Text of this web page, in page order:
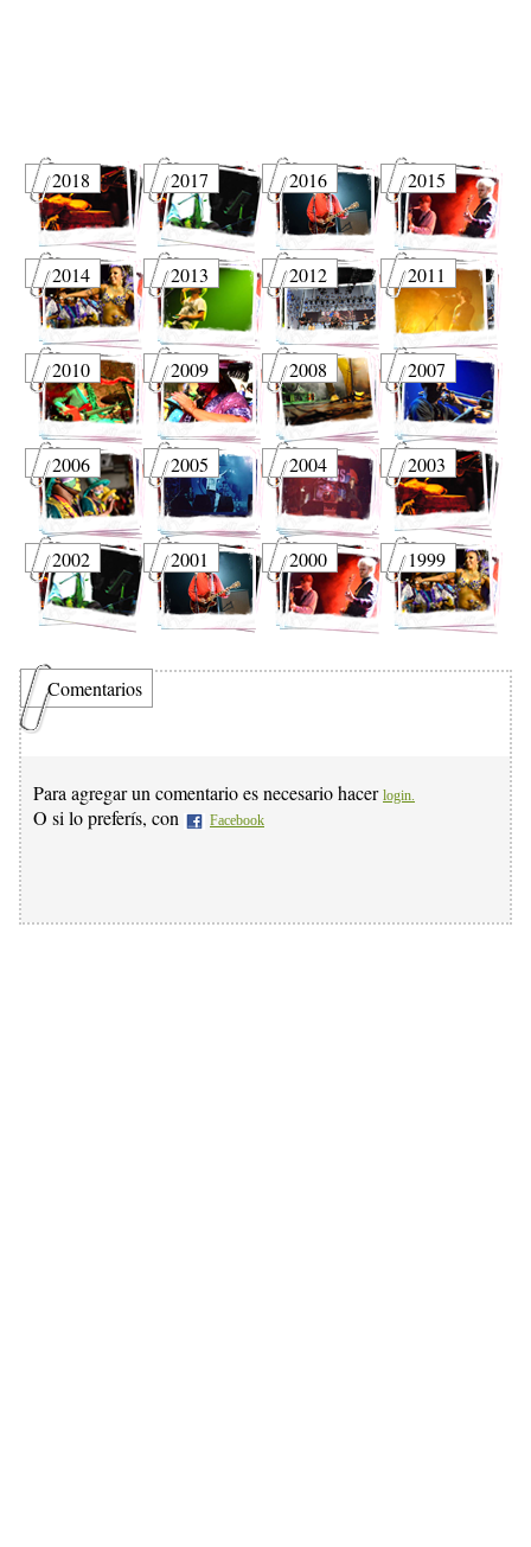
2018 2017 2016 2015
2014 2013 2012 2011
2010 2009 2008 2007
2006 2005 2004 2003
2002 2001 2000 1999
Comentarios
Para agregar un comentario es necesario hacer login.
O si lo preferís, con Facebook